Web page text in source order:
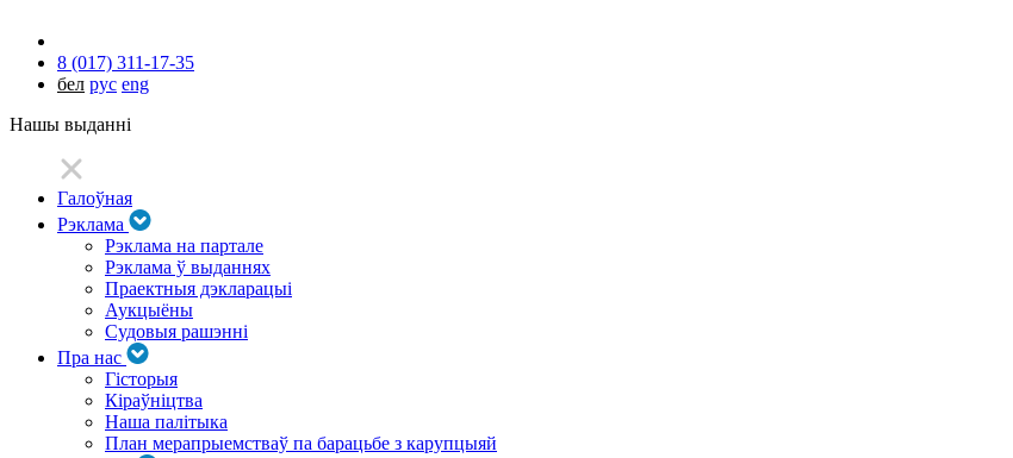
8 (017) 311-17-35
бел рус eng
Нашы выданні
Галоўная
Рэклама
Рэклама на партале
Рэклама ў выданнях
Праектныя дэкларацыі
Аукцыёны
Судовыя рашэнні
Пра нас
Гісторыя
Кіраўніцтва
Наша палітыка
План мерапрыемстваў па барацьбе з карупцыяй